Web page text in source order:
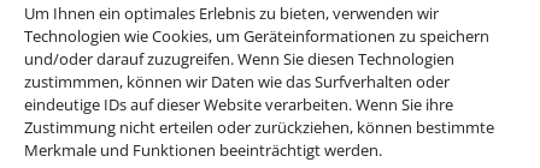
Um Ihnen ein optimales Erlebnis zu bieten, verwenden wir
Technologien wie Cookies, um Geräteinformationen zu speichern
und/oder darauf zuzugreifen. Wenn Sie diesen Technologien
zustimmmen, können wir Daten wie das Surfverhalten oder
eindeutige IDs auf dieser Website verarbeiten. Wenn Sie ihre
Zustimmung nicht erteilen oder zurückziehen, können bestimmte
Merkmale und Funktionen beeinträchtigt werden.
Rechtliche Informationen
Impressum|Datenschutzerklärung|Online Check-In